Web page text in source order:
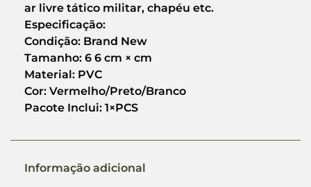
ar livre tático militar, chapéu etc.
Especificação:
Condição: Brand New
Tamanho: 6 6 cm × cm
Material: PVC
Cor: Vermelho/Preto/Branco
Pacote Inclui: 1×PCS
Informação adicional